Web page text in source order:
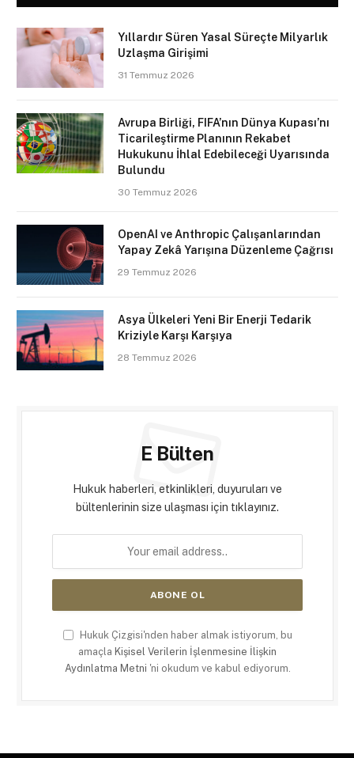
Yıllardır Süren Yasal Süreçte Milyarlık
Uzlaşma Girişimi
31 Temmuz 2026
Avrupa Birliği, FIFA’nın Dünya Kupası’nı
Ticarileştirme Planının Rekabet
Hukukunu İhlal Edebileceği Uyarısında
Bulundu
30 Temmuz 2026
OpenAI ve Anthropic Çalışanlarından
Yapay Zekâ Yarışına Düzenleme Çağrısı
29 Temmuz 2026
Asya Ülkeleri Yeni Bir Enerji Tedarik
Kriziyle Karşı Karşıya
28 Temmuz 2026
E Bülten
Hukuk haberleri, etkinlikleri, duyuruları ve
bültenlerinin size ulaşması için tıklayınız.
Hukuk Çizgisi'nden haber almak istiyorum, bu
amaçla Kişisel Verilerin İşlenmesine İlişkin
Aydınlatma Metni 'ni okudum ve kabul ediyorum.